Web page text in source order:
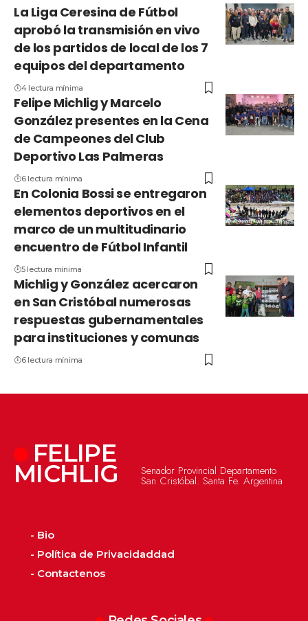
La Liga Ceresina de Fútbol
aprobó la transmisión en vivo
de los partidos de local de los 7
equipos del departamento
4 lectura mínima
Felipe Michlig y Marcelo
González presentes en la Cena
de Campeones del Club
Deportivo Las Palmeras
6 lectura mínima
En Colonia Bossi se entregaron
elementos deportivos en el
marco de un multitudinario
encuentro de Fútbol Infantil
5 lectura mínima
Michlig y González acercaron
en San Cristóbal numerosas
respuestas gubernamentales
para instituciones y comunas
6 lectura mínima
FELIPE
MICHLIG Senador Provincial Departamento
San Cristóbal. Santa Fe. Argentina
- Bio
- Política de Privacidaddad
- Contactenos